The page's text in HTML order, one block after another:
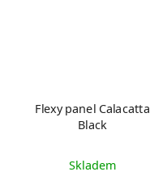
Flexy panel Calacatta
Black
Skladem